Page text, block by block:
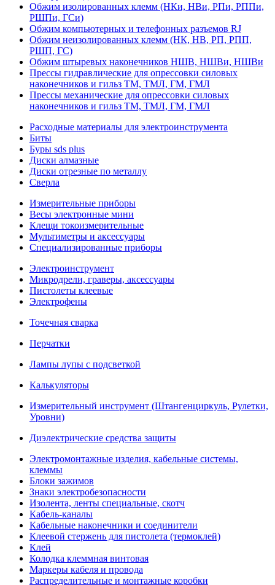
Обжим изолированных клемм (НКи, НВи, РПи, РППи,
РШПи, ГСи)
Обжим компьютерных и телефонных разъемов RJ
Обжим неизолированных клемм (НК, НВ, РП, РПП,
РШП, ГС)
Обжим штыревых наконечников НШВ, НШВи, НШВи
Прессы гидравлические для опрессовки силовых
наконечников и гильз ТМ, ТМЛ, ГМ, ГМЛ
Прессы механические для опрессовки силовых
наконечников и гильз ТМ, ТМЛ, ГМ, ГМЛ
Расходные материалы для электроинструмента
Биты
Буры sds plus
Диски алмазные
Диски отрезные по металлу
Сверла
Измерительные приборы
Весы электронные мини
Клещи токоизмерительные
Мультиметры и аксессуары
Специализированные приборы
Электроинструмент
Микродрели, граверы, аксессуары
Пистолеты клеевые
Электрофены
Точечная сварка
Перчатки
Лампы лупы с подсветкой
Калькуляторы
Измерительный инструмент (Штангенциркуль, Рулетки,
Уровни)
Диэлектрические средства защиты
Электромонтажные изделия, кабельные системы,
клеммы
Блоки зажимов
Знаки электробезопасности
Изолента, ленты специальные, скотч
Кабель-каналы
Кабельные наконечники и соединители
Клеевой стержень для пистолета (термоклей)
Клей
Колодка клеммная винтовая
Маркеры кабеля и провода
Распределительные и монтажные коробки